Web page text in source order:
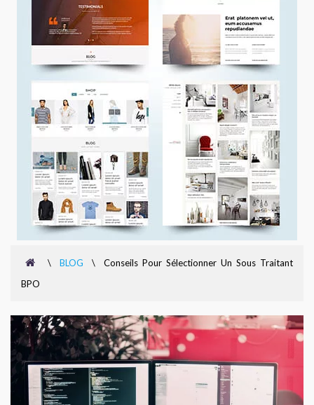
\ BLOG \
Conseils Pour Sélectionner Un Sous Traitant
BPO